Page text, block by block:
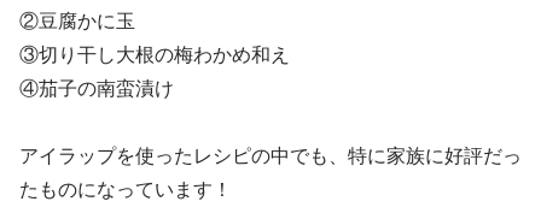
②豆腐かに玉
③切り干し大根の梅わかめ和え
④茄子の南蛮漬け
アイラップを使ったレシピの中でも、特に家族に好評だっ
たものになっています！